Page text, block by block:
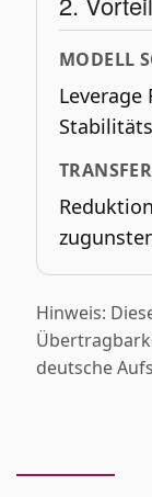
MODELL
Leverage
Hinweis:
deutsche